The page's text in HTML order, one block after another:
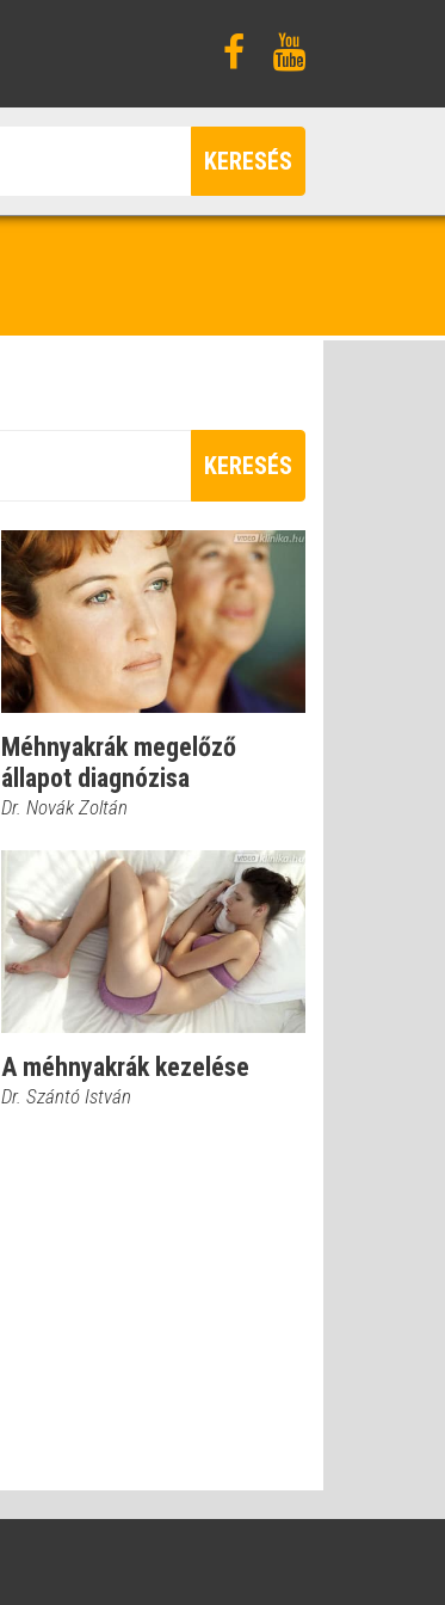
KERESÉS
KERESÉS
Méhnyakrák megelőző
állapot diagnózisa
Dr. Novák Zoltán
A méhnyakrák kezelése
Dr. Szántó István